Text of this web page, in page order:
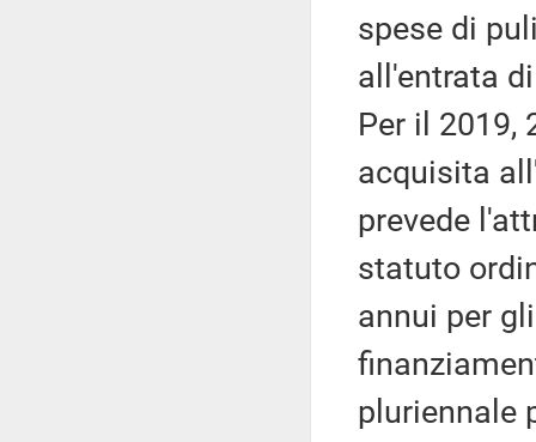
spese di
all'entrata
Per il 2019,
acquisita
prevede
statuto
annui per
pluriennale